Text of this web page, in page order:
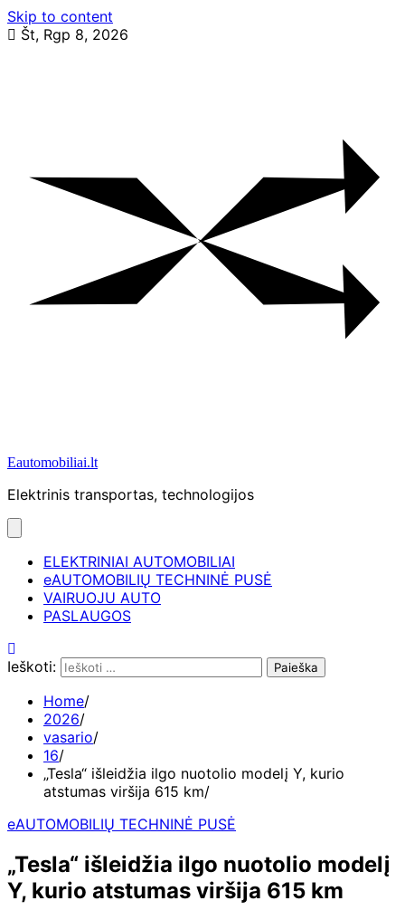
Skip to content
Št, Rgp 8, 2026
Eautomobiliai.lt
Elektrinis transportas, technologijos
ELEKTRINIAI AUTOMOBILIAI
eAUTOMOBILIŲ TECHNINĖ PUSĖ
VAIRUOJU AUTO
PASLAUGOS
Ieškoti:
Home
2026
vasario
16
„Tesla“ išleidžia ilgo nuotolio modelį Y, kurio
atstumas viršija 615 km
eAUTOMOBILIŲ TECHNINĖ PUSĖ
„Tesla“ išleidžia ilgo nuotolio modelį
Y, kurio atstumas viršija 615 km